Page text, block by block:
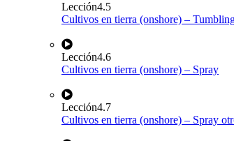
Lección4.5
Cultivos en tierra (onshore) –
Lección4.6
Cultivos en tierra (onshore) – Spray
Lección4.7
Cultivos en tierra (onshore) – Spray